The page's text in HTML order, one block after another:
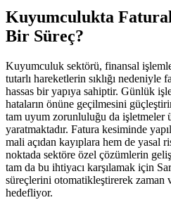
Kuyumculukta
Bir Süreç?
Kuyumculuk sektörü, finansal
tutarlı hareketlerin sıklığı nedeniyle
hassas bir yapıya sahiptir. Günlük
hataların önüne geçilmesini
tam uyum zorunluluğu da işletmeler
yaratmaktadır. Fatura kesiminde
mali açıdan kayıplara hem de yasal
noktada sektöre özel çözümlerin
tam da bu ihtiyacı karşılamak için
süreçlerini otomatikleştirerek zaman
hedefliyor.